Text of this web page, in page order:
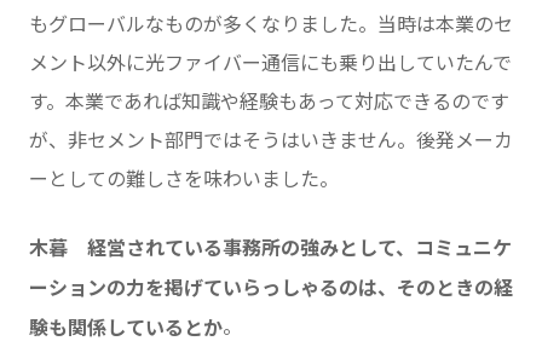
もグローバルなものが多くなりました。当時は本業のセ
メント以外に光ファイバー通信にも乗り出していたんで
す。本業であれば知識や経験もあって対応できるのです
が、非セメント部門ではそうはいきません。後発メーカ
ーとしての難しさを味わいました。
木暮 経営されている事務所の強みとして、コミュニケ
ーションの力を掲げていらっしゃるのは、そのときの経
験も関係しているとか。